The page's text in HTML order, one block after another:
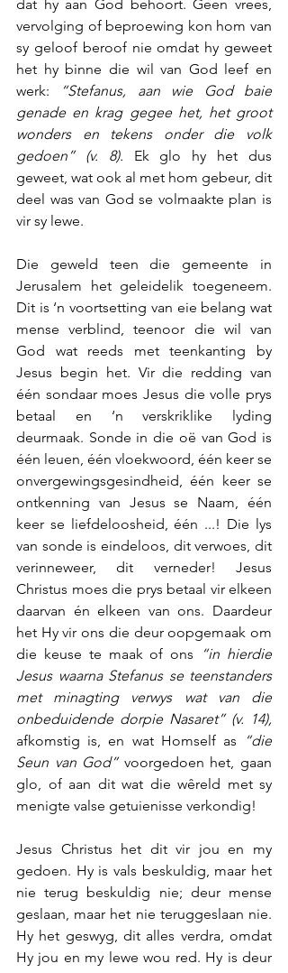
dat hy aan God behoort. Geen vrees,
vervolging of beproewing kon hom van
sy geloof beroof nie omdat hy geweet
het hy binne die wil van God leef en
werk:
“Stefanus, aan wie God baie
genade en krag gegee het, het groot
wonders en tekens onder die volk
gedoen” (v. 8). Ek glo hy het dus
geweet, wat ook al met hom gebeur, dit
deel was van God se volmaakte plan is
vir sy lewe.
Die geweld teen die gemeente in
Jerusalem het geleidelik toegeneem.
Dit is ‘n voortsetting van eie belang wat
mense verblind, teenoor die wil van
God wat reeds met teenkanting by
Jesus begin het. Vir die redding van
één sondaar moes Jesus die volle prys
betaal en ‘n verskriklike lyding
deurmaak. Sonde in die oë van God is
één leuen, één vloekwoord, één keer se
onvergewingsgesindheid, één keer se
ontkenning van Jesus se Naam, één
keer se liefdeloosheid, één ...! Die lys
van sonde is eindeloos, dit verwoes, dit
verinneweer, dit verneder! Jesus
Christus moes die prys betaal vir elkeen
daarvan én elkeen van ons. Daardeur
het Hy vir ons die deur oopgemaak om
die keuse te maak of ons
“in hierdie
Jesus waarna Stefanus se teenstanders
met minagting verwys wat van die
onbeduidende dorpie Nasaret” (v. 14),
afkomstig is, en wat Homself as
“die
Seun van God” voorgedoen het, gaan
glo, of aan dit wat die wêreld met sy
menigte valse getuienisse verkondig!
Jesus Christus het dit vir jou en my
gedoen. Hy is vals beskuldig, maar het
nie terug beskuldig nie; deur mense
geslaan, maar het nie teruggeslaan nie.
Hy het geswyg, dit alles verdra, omdat
Hy jou en my lewe wou red. Hy is deur